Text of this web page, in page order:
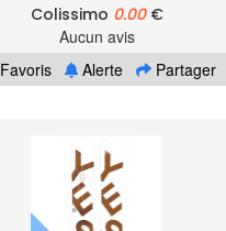
Colissimo 0.00€
Aucun avis
Favoris
Alerte Partager